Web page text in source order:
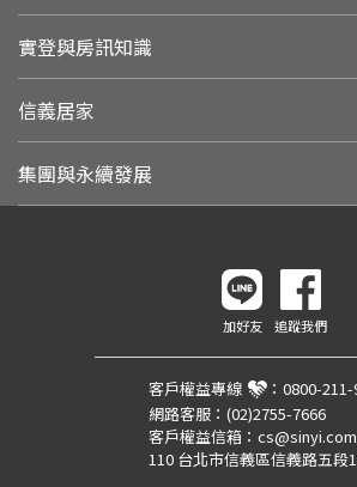
實登與房訊知識
信義居家
集團與永續發展
加好友 追蹤我們
客戶權益專線 ： 0800-211-
網路客服： (02)2755-7666
客戶權益信箱：
110 台北市信義區信義路五段